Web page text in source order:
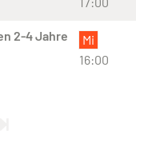
2-4 Jahre
Mi
16:00